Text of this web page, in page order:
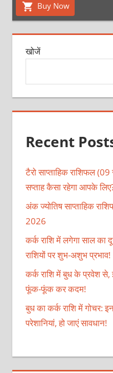
Buy Now
खोजें
Recent
टैरो साप्ताहिक राशिफल
सप्ताह कैसा रहेगा आपके
अंक ज्योतिष साप्ताहिक
2026
कर्क राशि में लगेगा साल का
राशियों पर शुभ-अशुभ प्रभाव!
कर्क राशि में बुध के प्रवेश से,
फूंक-फूंक कर कदम!
बुध का कर्क राशि में गोचर:
परेशानियां, हो जाएं सावधान!